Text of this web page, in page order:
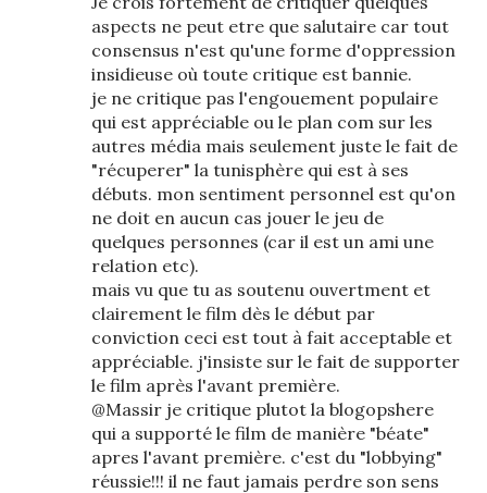
aspects ne peut etre que salutaire car tout
consensus n'est qu'une forme d'oppression
insidieuse où toute critique est bannie.
je ne critique pas l'engouement populaire
qui est appréciable ou le plan com sur les
autres média mais seulement juste le fait de
"récuperer" la tunisphère qui est à ses
débuts. mon sentiment personnel est qu'on
ne doit en aucun cas jouer le jeu de
quelques personnes (car il est un ami une
relation etc).
mais vu que tu as soutenu ouvertment et
clairement le film dès le début par
conviction ceci est tout à fait acceptable et
appréciable. j'insiste sur le fait de supporter
le film après l'avant première.
@Massir je critique plutot la blogopshere
qui a supporté le film de manière "béate"
apres l'avant première. c'est du "lobbying"
réussie!!! il ne faut jamais perdre son sens